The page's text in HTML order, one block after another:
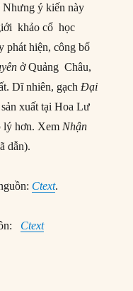
ý kiến này
khảo cổ học
phát hiện, công bố
ở Quảng Châu,
Dĩ nhiên, gạchĐại
xuất tại Hoa Lư
hơn. Xem Nhận
dẫn).
Ctext.
Ctext